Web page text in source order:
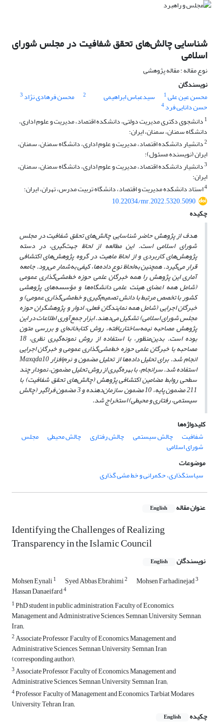
شناسایی چالش‌های تحقق شفافیت در مجلس شورای
اسلامی
نوع مقاله : مقاله پژوهشی
نویسندگان
محسن عین علی1 سیدعباس ابراهیمی 2 محسن فرهادی نژاد 3
حسن دانایی فرد4
1 دانشجوی دکتری مدیریت دولتی، دانشکده اقتصاد، مدیریت و علوم اداری،
دانشگاه سمنان، سمنان، ایران؛
2دانشیار دانشکده اقتصاد، مدیریت و علوم اداری، دانشگاه سمنان، سمنان،
ایران (نویسنده مسئول)؛
3دانشیار دانشکده اقتصاد، مدیریت و علوم اداری، دانشگاه سمنان، سمنان،
ایران؛
4استاد دانشکده مدیریت و اقتصاد، دانشگاه تربیت مدرس، تهران، ایران؛
10.22034/mr.2022.5320.5090
چکیده
هدف از پژوهش حاضرشناسایی چالشهای تحقق شفافیت در مجلس
شورای اسلامی است. این مطالعه از لحاظ جهتگیری، در دسته
پژوهشهای کاربردی و از لحاظ ماهیت در گروه پژوهشهای اکتشافی
قرار میگیرد. همچنین بهلحاظ نوع دادهها، کیفی بهشمار میرود.جامعه
آماری این پژوهش را همه خبرگان علمی حوزه خطمشیگذاری عمومی
(شامل همه اعضای هیئت علمی دانشگاهها و مؤسسه‌های پژوهشی
کشور با تخصص مرتبط با دانش تصمیمگیری و خطمشیگذاری عمومی) و
خبرگان اجرایی (شامل همه نمایندگان فعلی، ادوار و پژوهشگران حوزه
مجلس شورای اسلامی) تشکیل میدهند. ابزار جمعآوری اطلاعات در این
پژوهش مصاحبه نیمهساختاریافته، روش کتابخانهای و بررسی متون
بوده است. بدین منظور، با استفاده از روش نمونه‌گیری نظری، 18
مصاحبه با خبرگان علمی حوزه خطمشیگذاری عمومی و خبرگان اجرایی
انجام شد.برای تحلیل داده‌ها از تحلیل مضمون و نرم‌افزارMaxqda10
استفاده شد. سرانجام، با بهره‌گیری از روش تحلیل مضمون، نمودار چند
سطحی روابط مضامین اکتشافی پژوهش (چالشهای تحقق شفافیت) با
211 مضمون پایه، 10 مضمون سازمان دهنده و 3 مضمون فراگیر (چالش
سیستمی، رفتاری و محیطی) استخراج شد.
کلیدواژه‌ها
شفافیت
چالش سیستمی چالش رفتاری چالش محیطی مجلس
شورای اسلامی
موضوعات
سیاستگذاری، حکمرانی و خط مشی گذاری
عنوان مقاله English
Identifying the Challenges of Realizing
Transparency in the Islamic Council
نویسندگان English
Mohsen Eynali1 Syed Abbas Ebrahimi2 Mohsen Farhadinejad3
,Hassan Danaeifard4
1PhD student in public administration, Faculty of Economics,
Management and Administrative Sciences, Semnan University, Semnan,
Iran;
2Associate Professor, Faculty of Economics, Management and
Administrative Sciences, Semnan University, Semnan, Iran
(corresponding author);
3Associate Professor, Faculty of Economics, Management and
Administrative Sciences, Semnan University, Semnan, Iran;
4Professor, Faculty of Management and Economics, Tarbiat Modares
University, Tehran, Iran;
چکیده
English